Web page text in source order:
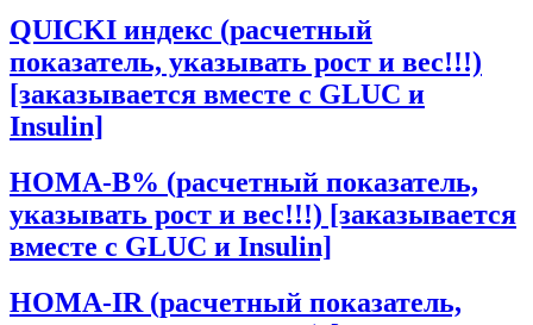
QUICKI индекс (расчетный
показатель, указывать рост и вес!!!)
[заказывается вместе с GLUC и
Insulin]
HOMA-B% (расчетный показатель,
указывать рост и вес!!!) [заказывается
вместе с GLUC и Insulin]
HOMA-IR (расчетный показатель,